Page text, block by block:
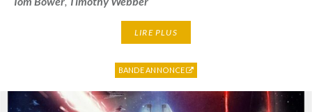
LIRE PLUS
BANDE ANNONCE